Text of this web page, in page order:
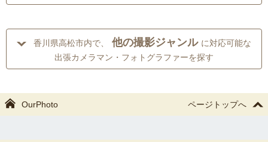
香川県高松市内で、 他の撮影ジャンル に対応可能な
出張カメラマン・フォトグラファーを探す
OurPhoto ページトップへ